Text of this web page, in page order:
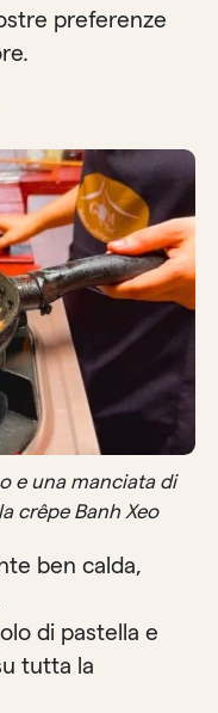
preferenze
e una manciata di
crêpe Banh Xeo
ben calda,
di pastella e
tutta la